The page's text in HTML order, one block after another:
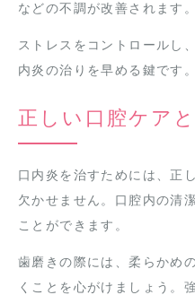
などの不調が改善されます。
ストレスをコントロールし
内炎の治りを早める鍵です。
正しい口腔ケア
口内炎を治すためには、正
欠かせません。口腔内の清
ことができます。
歯磨きの際には、柔らかめ
くことを心がけましょう。